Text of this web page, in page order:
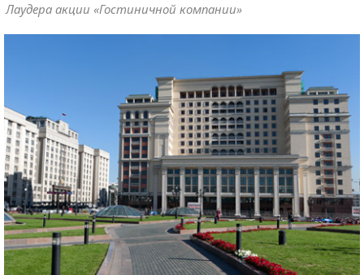
Лаудера акции «Гостиничной компании»